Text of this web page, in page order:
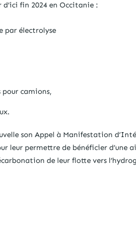
d’ici fin 2024 en Occitanie :
par électrolyse
camions,
son Appel à Manifestation
leur permettre de bénéficier d’une
de leur flotte vers